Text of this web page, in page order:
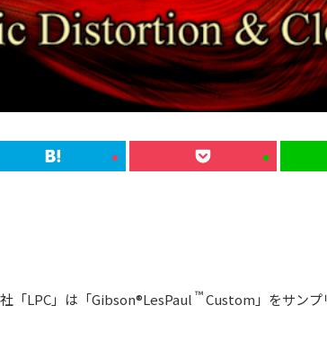
「LPC」は「Gibson®LesPaul ™Custom」をサンプ